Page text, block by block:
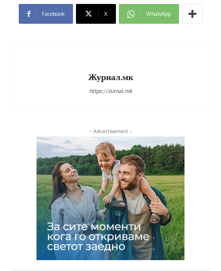
Facebook X WhatsApp
Журнал.мк
https://zurnal.mk
- Advertisement -